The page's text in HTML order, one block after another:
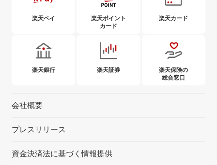
楽天ペイ
楽天ポイント
カード
楽天カード
楽天銀行 楽天証券
楽天保険の
総合窓口
会社概要
プレスリリース
資金決済法に基づく情報提供